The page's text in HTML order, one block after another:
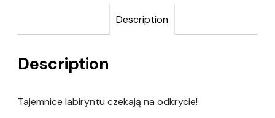
Description
Description
Tajemnice labiryntu czekają na odkrycie!